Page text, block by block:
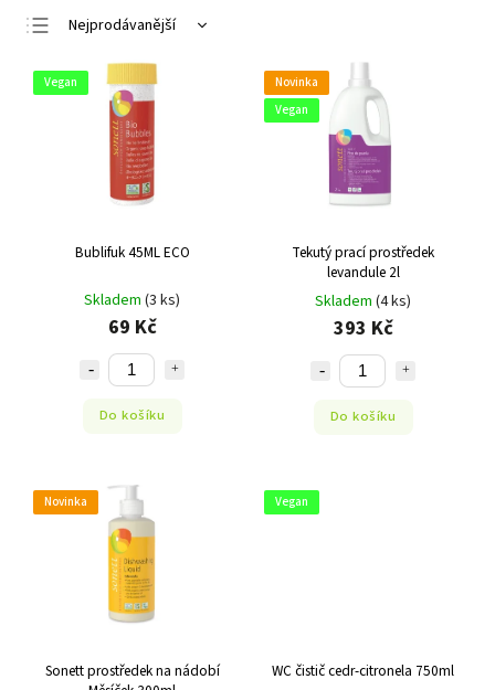
Nejprodávanější
Nejlevnější
Nejdražší
Abecedně
Vegan
Bublifuk 45ML ECO
Skladem (3 ks)
69 Kč
Do košíku
Novinka
Vegan
Tekutý prací prostředek
levandule 2l
Skladem (4 ks)
393 Kč
Do košíku
Novinka
Sonett prostředek na nádobí
Vegan
WC čistič cedr-citronela 750ml